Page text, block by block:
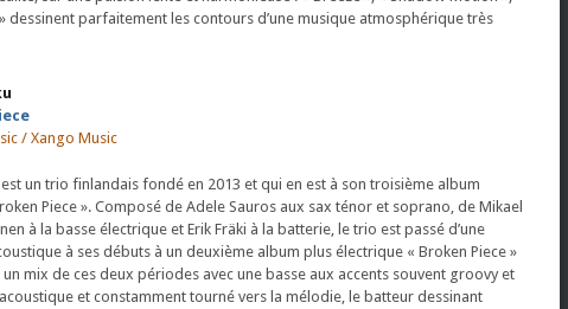
dessinent parfaitement les contours d’une musique atmosphérique très
/ Xango Music
est un trio finlandais fondé en 2013 et qui en est à son troisième album
Piece ». Composé de Adele Sauros aux sax ténor et soprano, de Mikael
à la basse électrique et Erik Fräki à la batterie, le trio est passé d’une
à ses débuts à un deuxième album plus électrique « Broken Piece »
mix de ces deux périodes avec une basse aux accents souvent groovy et
et constamment tourné vers la mélodie, le batteur dessinant